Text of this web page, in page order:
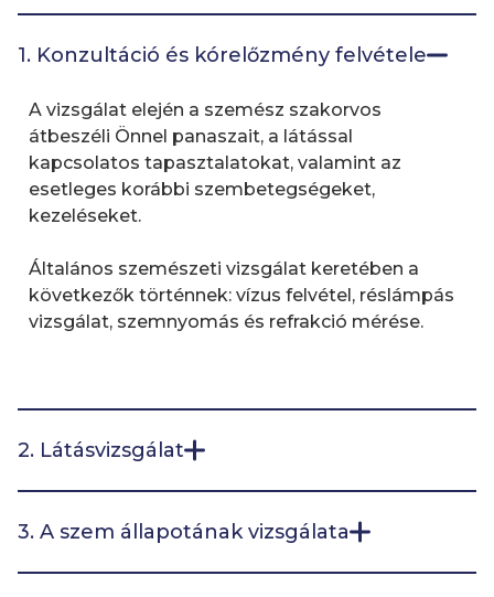
1. Konzultáció és kórelőzmény felvétele
A vizsgálat elején a szemész szakorvos
átbeszéli Önnel panaszait, a látással
kapcsolatos tapasztalatokat, valamint az
esetleges korábbi szembetegségeket,
kezeléseket.
Általános szemészeti vizsgálat keretében a
következők történnek: vízus felvétel, réslámpás
vizsgálat, szemnyomás és refrakció mérése.
2. Látásvizsgálat
3. A szem állapotának vizsgálata